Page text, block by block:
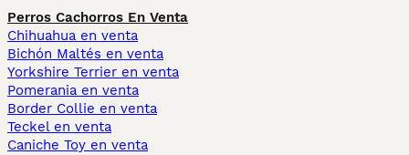
Perros Cachorros En Venta
Chihuahua en venta
Bichón Maltés en venta
Yorkshire Terrier en venta
Pomerania en venta
Border Collie en venta
Teckel en venta
Caniche Toy en venta